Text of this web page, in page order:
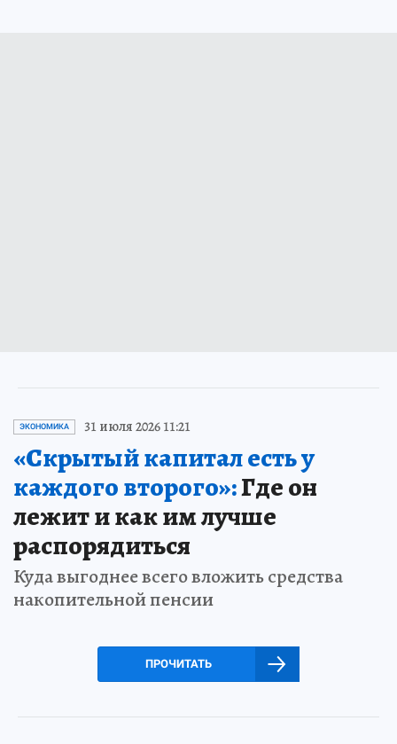
ЭКОНОМИКА 31 июля 2026 11:21
«Скрытый капитал есть у
каждого второго»:Где он
лежит и как им лучше
распорядиться
Куда выгоднее всего вложить средства
накопительной пенсии
ПРОЧИТАТЬ